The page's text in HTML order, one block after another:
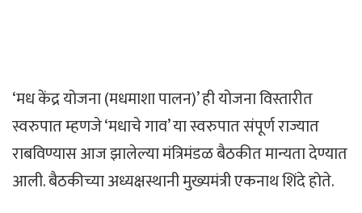
‘मध केंद्र योजना (मधमाशा पालन)’ ही योजना विस्तारीत
स्वरुपात म्हणजे ‘मधाचे गाव’ या स्वरुपात संपूर्ण राज्यात
राबविण्यास आज झालेल्या मंत्रिमंडळ बैठकीत मान्यता देण्यात
आली. बैठकीच्या अध्यक्षस्थानी मुख्यमंत्री एकनाथ शिंदे होते.